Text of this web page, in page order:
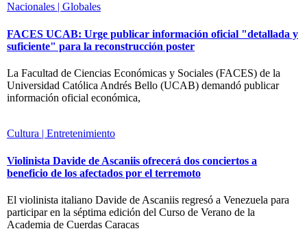
Nacionales | Globales
FACES UCAB: Urge publicar información oficial "detallada y
suficiente" para la reconstrucción poster
La Facultad de Ciencias Económicas y Sociales (FACES) de la
Universidad Católica Andrés Bello (UCAB) demandó publicar
información oficial económica,
Cultura | Entretenimiento
Violinista Davide de Ascaniis ofrecerá dos conciertos a
beneficio de los afectados por el terremoto
El violinista italiano Davide de Ascaniis regresó a Venezuela para
participar en la séptima edición del Curso de Verano de la
Academia de Cuerdas Caracas